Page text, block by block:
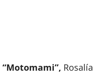
“Motomami”,